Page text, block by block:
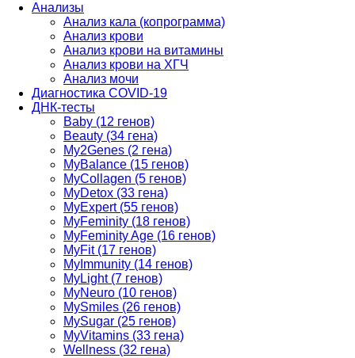
Анализы
Анализ кала (копрограмма)
Анализ крови
Анализ крови на витамины
Анализ крови на ХГЧ
Анализ мочи
Диагностика COVID-19
ДНК-тесты
Baby (12 генов)
Beauty (34 гена)
My2Genes (2 гена)
MyBalance (15 генов)
MyCollagen (5 генов)
MyDetox (33 гена)
MyExpert (55 генов)
MyFeminity (18 генов)
MyFeminity Age (16 генов)
MyFit (17 генов)
MyImmunity (14 генов)
MyLight (7 генов)
MyNeuro (10 генов)
MySmiles (26 генов)
MySugar (25 генов)
MyVitamins (33 гена)
Wellness (32 гена)